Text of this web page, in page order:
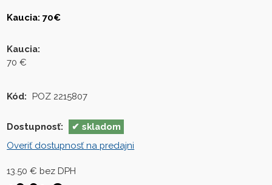
Kaucia: 70€
Kaucia:
70 €
Kód: POZ 2215807
Dostupnosť:
skladom
Overiť dostupnosť na predajni
13.50 € bez DPH